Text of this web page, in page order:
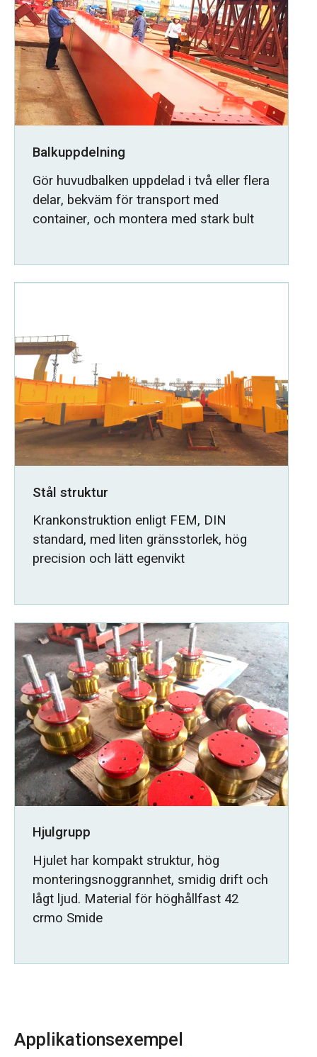
Balkuppdelning
Gör huvudbalken uppdelad i två eller flera
delar, bekväm för transport med
container, och montera med stark bult
Stål struktur
Krankonstruktion enligt FEM, DIN
standard, med liten gränsstorlek, hög
precision och lätt egenvikt
Hjulgrupp
Hjulet har kompakt struktur, hög
monteringsnoggrannhet, smidig drift och
lågt ljud. Material för höghållfast 42
crmo Smide
Applikationsexempel